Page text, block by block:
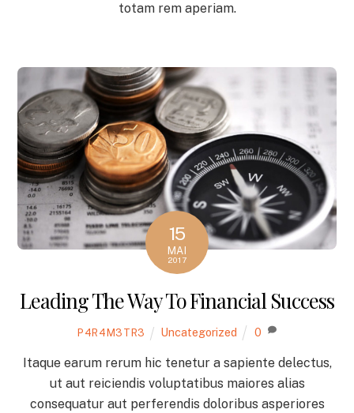
totam rem aperiam.
15
MAI
2017
Leading The Way To Financial Success
P4R4M3TR3 Uncategorized 0
Itaque earum rerum hic tenetur a sapiente delectus,
ut aut reiciendis voluptatibus maiores alias
consequatur aut perferendis doloribus asperiores